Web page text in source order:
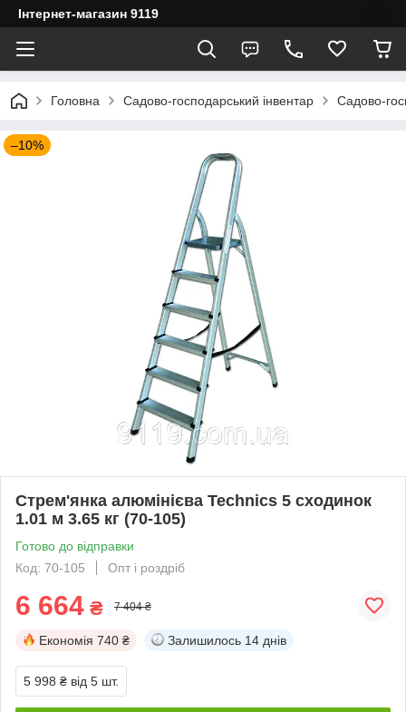
Інтернет-магазин 9119
Головна Садово-господарський інвентар Садово-
–10%
Стрем'янка алюмінієва Technics 5 сходинок
1.01 м 3.65 кг (70-105)
Готово до відправки
Код: 70-105
Опт і роздріб
6 664 ₴ 7 404 ₴
Економія 740 ₴ Залишилось 14 днів
5 998 ₴ від 5 шт.